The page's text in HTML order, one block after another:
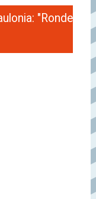
"Ronde